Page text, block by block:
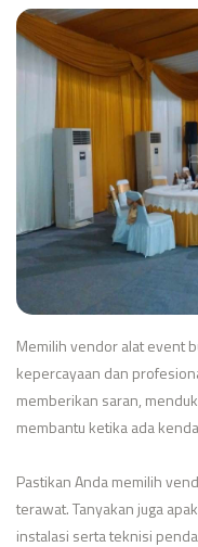
Memilih vendor alat event
kepercayaan dan
memberikan saran,
membantu ketika ada
Pastikan Anda memilih
terawat. Tanyakan juga
instalasi serta teknisi